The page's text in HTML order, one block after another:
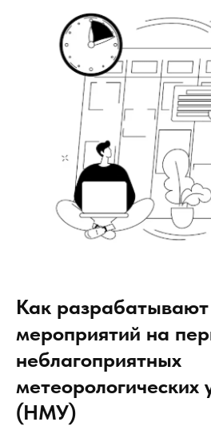
Как
мероприятий на
неблагоприятных
метеорологических
(НМУ)